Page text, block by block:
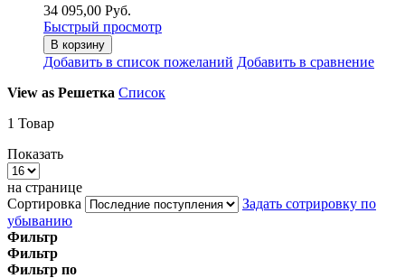
34 095,00 Руб.
Быстрый просмотр
В корзину
Добавить в список пожеланий Добавить в сравнение
View as Решетка Список
1 Товар
Показать
на странице
Сортировка
Задать сотрировку по
убыванию
Фильтр
Фильтр
Фильтр по